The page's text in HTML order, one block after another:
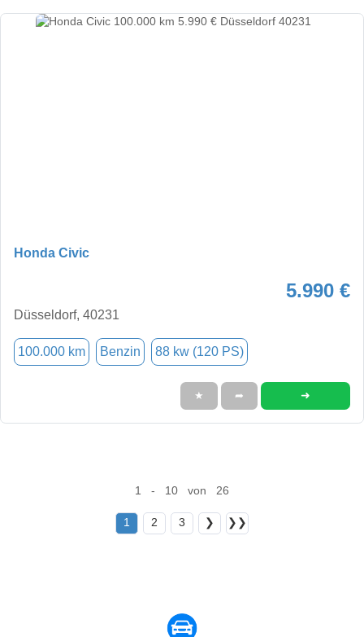
Honda Civic
5.990 €
Düsseldorf, 40231
100.000 km Benzin 88 kw (120 PS)
★ ➦ ➜
1 - 10 von 26
1 2 3 ❯ ❯❯